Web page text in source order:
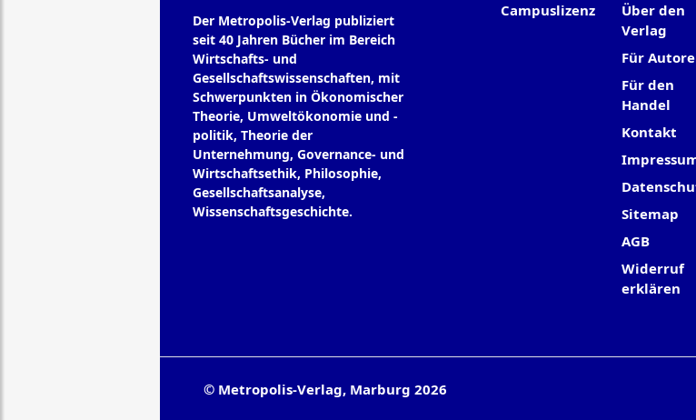
Der Metropolis-Verlag publiziert
seit 40 Jahren Bücher im Bereich
Wirtschafts- und
Gesellschaftswissenschaften, mit
Schwerpunkten in Ökonomischer
Theorie, Umweltökonomie und -
politik, Theorie der
Unternehmung, Governance- und
Wirtschaftsethik, Philosophie,
Gesellschaftsanalyse,
Wissenschaftsgeschichte.
Campuslizenz
Über den
Verlag
Für
Für den
Handel
Kontakt
Sitemap
AGB
Widerruf
erklären
© Metropolis-Verlag, Marburg 2026